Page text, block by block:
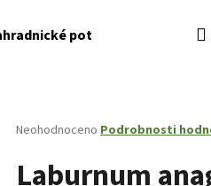
potřeby Kontakty
Průměrné
produktu
je
Neohodnoceno Podrobnosti
Laburnum